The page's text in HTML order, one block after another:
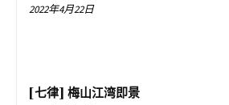
2022年4月22日
[七律] 梅山江湾即景